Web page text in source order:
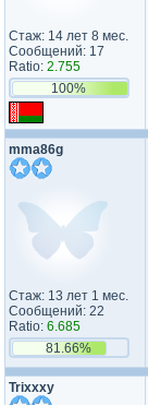
Стаж: 14 лет 8 мес.
Сообщений: 17
Ratio: 2.755
100%
mma86g
Стаж: 13 лет 1 мес.
Сообщений: 22
Ratio: 6.685
81.66%
Trixxxy